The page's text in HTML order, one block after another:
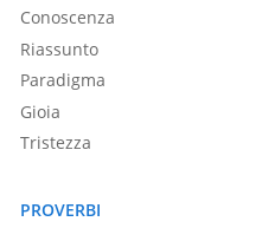
Conoscenza
Riassunto
Paradigma
Gioia
Tristezza
PROVERBI